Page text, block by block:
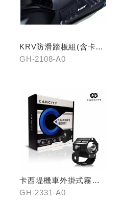
KRV防滑踏板組(含卡夢
飾片)
GH-2108-A0
卡西堤機車外掛式霧燈
組(雙燈)
GH-2331-A0